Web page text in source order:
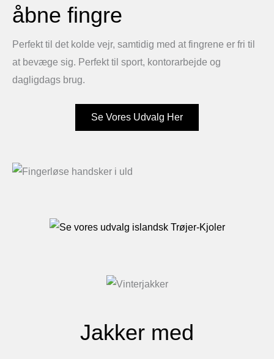
åbne fingre
Perfekt til det kolde vejr, samtidig med at fingrene er fri til
at bevæge sig. Perfekt til sport, kontorarbejde og
dagligdags brug.
Se Vores Udvalg Her
Jakker med